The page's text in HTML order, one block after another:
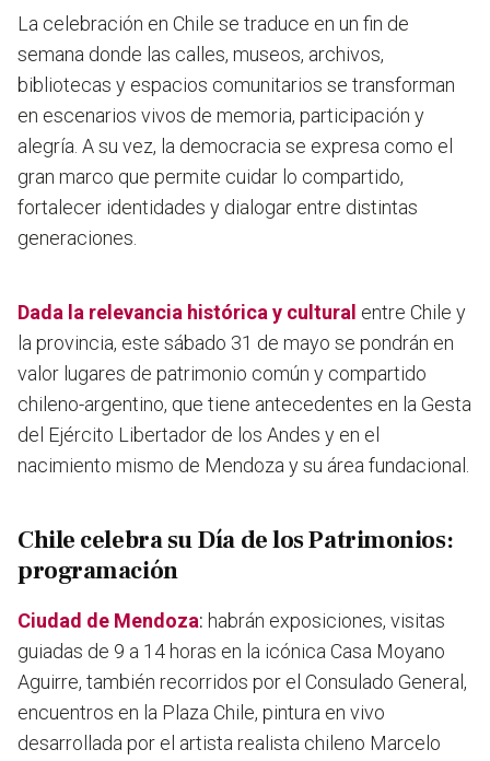
La celebración en Chile se traduce en un fin de
semana donde las calles, museos, archivos,
bibliotecas y espacios comunitarios se transforman
en escenarios vivos de memoria, participación y
alegría. A su vez, la democracia se expresa como el
gran marco que permite cuidar lo compartido,
fortalecer identidades y dialogar entre distintas
generaciones.
Dada la relevancia histórica y cultural entre Chile y
la provincia, este sábado 31 de mayo se pondrán en
valor lugares de patrimonio común y compartido
chileno-argentino, que tiene antecedentes en la Gesta
del Ejército Libertador de los Andes y en el
nacimiento mismo de Mendoza y su área fundacional.
Chile celebra su Día de los Patrimonios:
programación
Ciudad de Mendoza: habrán exposiciones, visitas
guiadas de 9 a 14 horas en la icónica Casa Moyano
Aguirre, también recorridos por el Consulado General,
encuentros en la Plaza Chile, pintura en vivo
desarrollada por el artista realista chileno Marcelo